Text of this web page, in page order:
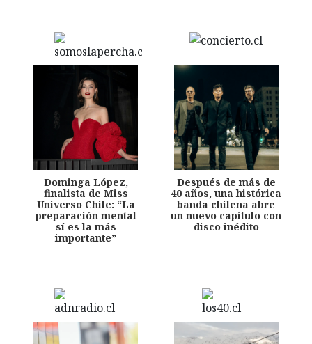
Dominga López,
finalista de Miss
Universo Chile: “La
preparación mental
sí es la más
importante”
Después de más de
40 años, una histórica
banda chilena abre
un nuevo capítulo con
disco inédito